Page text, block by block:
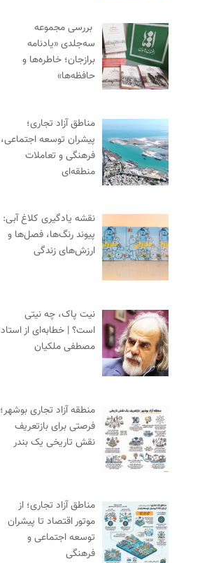
بررسی مجموعه
سه‌جلدی «یادنامه
برازجان؛ خاطره‌ها و
حافظه‌ها»
مناطق آزاد تجاری؛
پیشران توسعه اجتماعی،
فرهنگی و تعاملات
منطقه‌ای
نقشه یادگیری کلاغ آبی:
پیوند رنگ‌ها، فصل‌ها و
ارزش‌های زندگی
نیت پاک، چه نیتی
است؟ | خطابه‌ای از استاد
مصطفی ملکیان
منطقه آزاد تجاری بوشهر؛
فرصتی برای بازتعریف
نقش تاریخی یک بندر
مناطق آزاد تجاری؛ از
موتور اقتصاد تا پیشران
توسعه اجتماعی و
فرهنگی